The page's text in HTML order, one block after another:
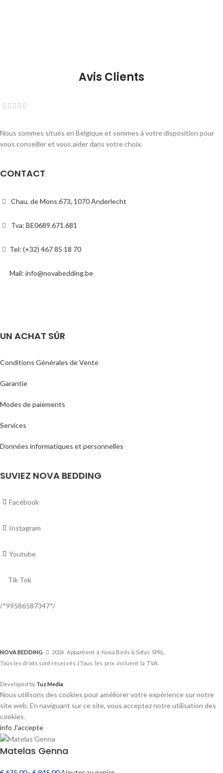
Avis Clients
Nous sommes situés en Belgique et sommes à votre disposition pour
vous conseiller et vous aider dans votre choix.
CONTACT
Chau. de Mons 673, 1070 Anderlecht
Tva: BE0689.671.681
Tel: (+32) 467 85 18 70
Mail: info@novabedding.be
UN ACHAT SÛR
Conditions Générales de Vente
Garantie
Modes de paiements
Services
Données informatiques et personnelles
SUVIEZ NOVA BEDDING
Facebook
Instagram
Youtube
Tik Tok
/*99586587347*/
NOVA BEDDING
2024 Appartient à Nova Beds & Sofas SPRL.
Tous les droits sont réservés. | Tous les prix incluent la TVA.
Developed by Tuz Media
Nous utilisons des cookies pour améliorer votre expérience sur notre
site web. En naviguant sur ce site, vous acceptez notre utilisation des
cookies.
info J'accepte
Matelas Genna